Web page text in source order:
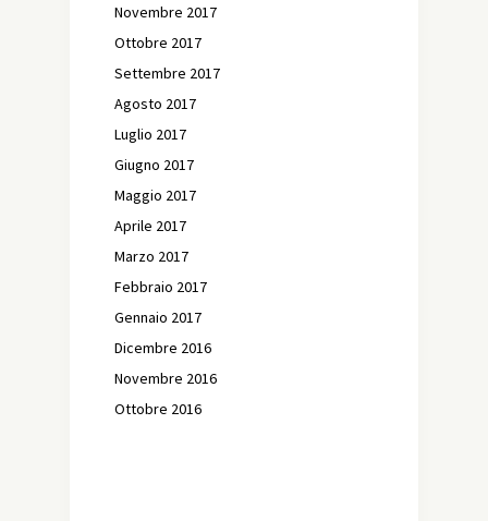
Novembre 2017
Ottobre 2017
Settembre 2017
Agosto 2017
Luglio 2017
Giugno 2017
Maggio 2017
Aprile 2017
Marzo 2017
Febbraio 2017
Gennaio 2017
Dicembre 2016
Novembre 2016
Ottobre 2016